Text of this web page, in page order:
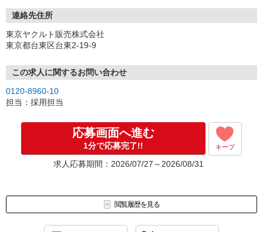
連絡先住所
東京ヤクルト販売株式会社
東京都台東区台東2-19-9
この求人に関するお問い合わせ
0120-8960-10
担当：採用担当
応募画面へ進む
1分で応募完了!! キープ
求人応募期間：2026/07/27～2026/08/31
閲覧履歴を見る